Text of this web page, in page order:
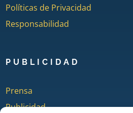
Políticas de Privacidad
Responsabilidad
PUBLICIDAD
Prensa
Publicidad